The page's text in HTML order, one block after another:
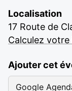
Localisation
17 Route de
Calculez
Ajouter cet
Google